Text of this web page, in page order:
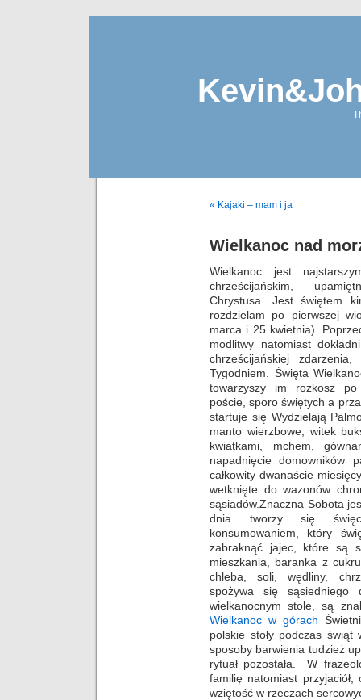
« Kajaki – mam i ja
Wielkanoc nad
Wielkanoc jest
chrześcijańskim,
Chrystusa. Jest świętem
rozdzielam po pierwszej
marca i 25 kwietnia).
modlitwy natomiast
chrześcijańskiej
Tygodniem. Święta
towarzyszy im rozkosz po
poście, sporo świętych a
startuje się Wydzielają
manto wierzbowe, witek
kwiatkami, mchem,
napadnięcie domowników
całkowity dwanaście
wetknięte do wazonów
sąsiadów.Znaczna Sobota
dnia tworzy się
konsumowaniem, który
zabraknąć jajec, które są
mieszkania, baranka z
chleba, soli, wędliny,
spożywa się
wielkanocnym stole, są
Wielkanoc w górach
polskie stoły podczas
sposoby barwienia tudzież
rytuał pozostała. W
familię natomiast
wziętość w rzeczach